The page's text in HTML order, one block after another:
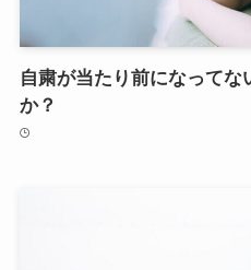
自粛が当たり前になって
か？